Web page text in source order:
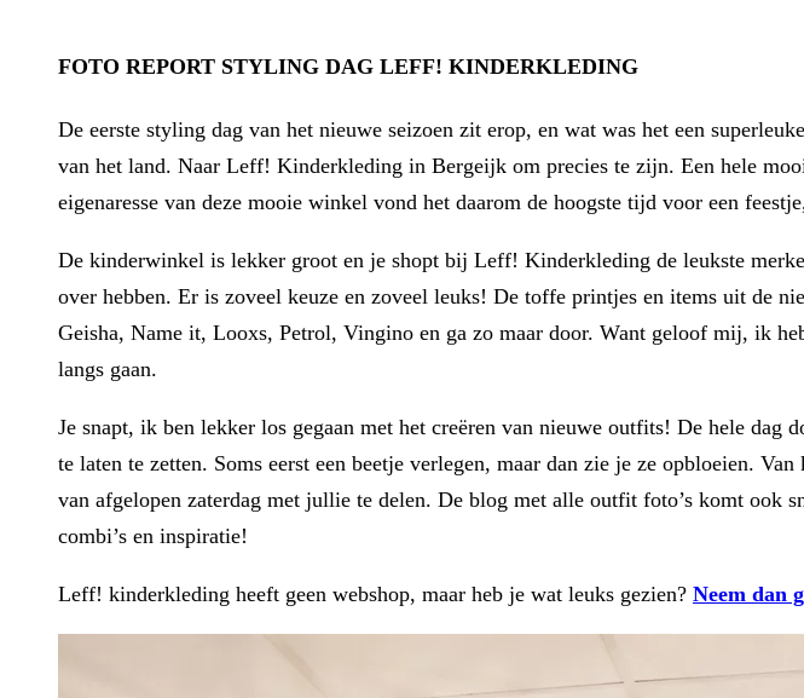
FOTO REPORT STYLING DAG LEFF! KINDERKLEDING
De eerste styling dag van het nieuwe seizoen zit erop, en wat was het een
van het land. Naar Leff! Kinderkleding in Bergeijk om precies te zijn. Een hele
eigenaresse van deze mooie winkel vond het daarom de hoogste tijd voor een
De kinderwinkel is lekker groot en je shopt bij Leff! Kinderkleding de leukste
over hebben. Er is zoveel keuze en zoveel leuks! De toffe printjes en items uit de
Geisha, Name it, Looxs, Petrol, Vingino en ga zo maar door. Want geloof mij, ik
langs gaan.
Je snapt, ik ben lekker los gegaan met het creëren van nieuwe outfits! De hele
te laten te zetten. Soms eerst een beetje verlegen, maar dan zie je ze opbloeien.
van afgelopen zaterdag met jullie te delen. De blog met alle outfit foto’s komt ook
combi’s en inspiratie!
Leff! kinderkleding heeft geen webshop, maar heb je wat leuks gezien? Neem dan